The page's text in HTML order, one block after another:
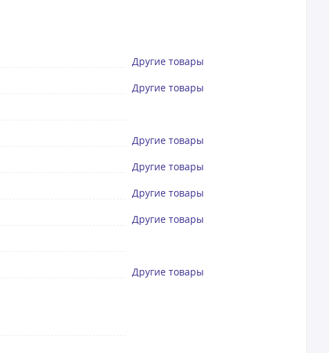
Другие товары
Другие товары
Другие товары
Другие товары
Другие товары
Другие товары
Другие товары